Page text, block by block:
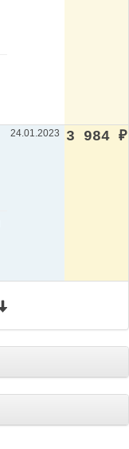
24.01.2023 3 984 ₽